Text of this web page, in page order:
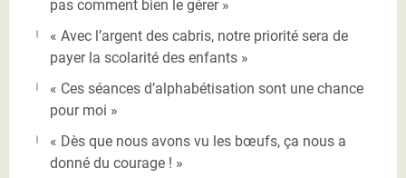
pas comment bien le gérer »
« Avec l’argent des cabris, notre priorité sera de
payer la scolarité des enfants »
« Ces séances d’alphabétisation sont une chance
pour moi »
« Dès que nous avons vu les bœufs, ça nous a
donné du courage ! »